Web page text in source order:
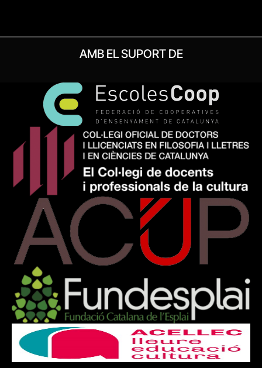
AMB EL SUPORT DE